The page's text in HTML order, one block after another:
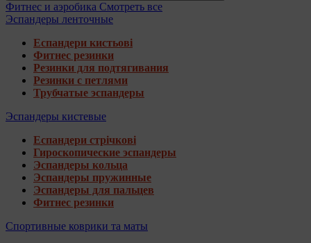
Фитнес и аэробика Смотреть все
Эспандеры ленточные
Еспандери кистьові
Фитнес резинки
Резинки для подтягивания
Резинки с петлями
Трубчатые эспандеры
Эспандеры кистевые
Еспандери стрічкові
Гироскопические эспандеры
Эспандеры кольца
Эспандеры пружинные
Эспандеры для пальцев
Фитнес резинки
Спортивные коврики та маты